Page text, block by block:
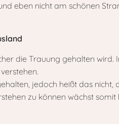
eben nicht am schönen
die Trauung gehalten wird.
jedoch heißt das
zu können wächst